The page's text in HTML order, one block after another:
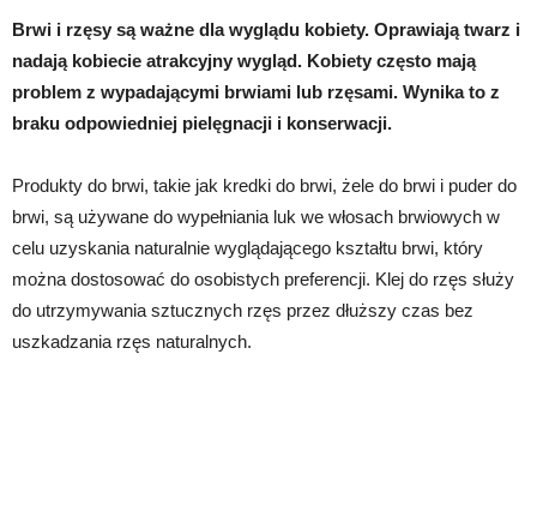
Brwi i rzęsy są ważne dla wyglądu kobiety. Oprawiają twarz i
nadają kobiecie atrakcyjny wygląd. Kobiety często mają
problem z wypadającymi brwiami lub rzęsami. Wynika to z
braku odpowiedniej pielęgnacji i konserwacji.
Produkty do brwi, takie jak kredki do brwi, żele do brwi i puder do
brwi, są używane do wypełniania luk we włosach brwiowych w
celu uzyskania naturalnie wyglądającego kształtu brwi, który
można dostosować do osobistych preferencji. Klej do rzęs służy
do utrzymywania sztucznych rzęs przez dłuższy czas bez
uszkadzania rzęs naturalnych.